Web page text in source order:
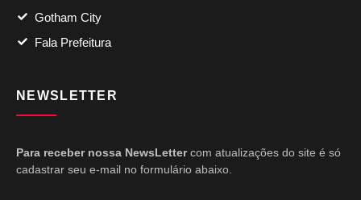
Gotham City
Fala Prefeitura
NEWSLETTER
Para receber nossa NewsLettercom atualizações do site é só
cadastrar seu e-mail no formulário abaixo.